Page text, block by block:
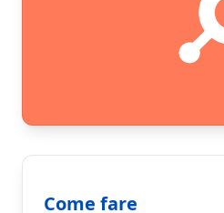
Come fare